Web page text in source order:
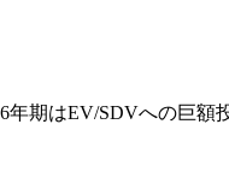
期はEV/SDVへの巨